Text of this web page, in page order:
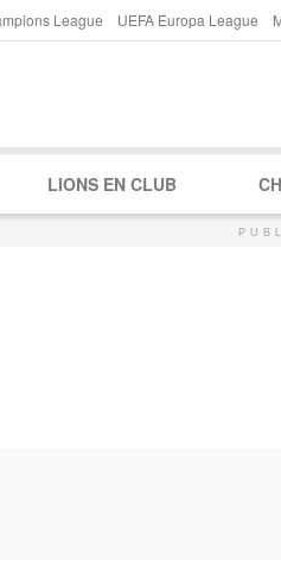
League UEFA Europa League
LIONS EN CLUB